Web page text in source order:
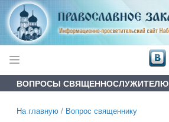
ВОПРОСЫ СВЯЩЕННОСЛУЖИТЕЛЮ
На главную / Вопрос священнику